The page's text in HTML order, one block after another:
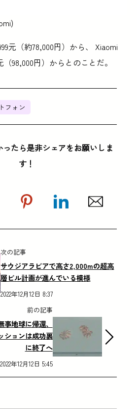
元（約78,000円）から、 Xiaomi
（98,000円）からとのことだ。
フォン
ったら是非シェアをお願いしま
す！
次の記事
サウジアラビアで高さ2,000mの超高
層ビル計画が進んでいる模様
2022年12月12日 8:37
前の記事
地球に帰還、
ションは成功裏
に終了へ
2022年12月12日 5:45